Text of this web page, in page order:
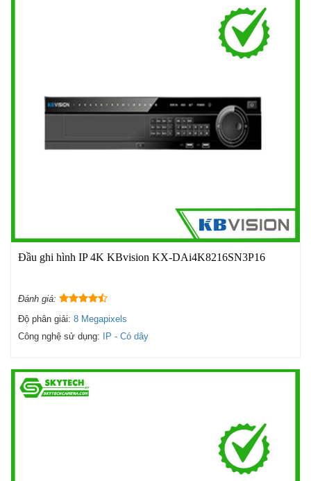
Đầu ghi hình IP 4K KBvision KX-DAi4K8216SN3P16
Đánh giá:
Độ phân giải: 8 Megapixels
Công nghệ sử dụng:
IP - Có dây